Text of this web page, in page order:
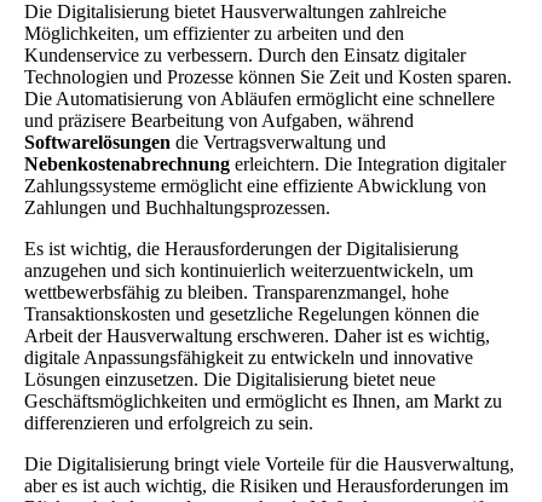
Die Digitalisierung bietet Hausverwaltungen zahlreiche
Möglichkeiten, um effizienter zu arbeiten und den
Kundenservice zu verbessern. Durch den Einsatz digitaler
Technologien und Prozesse können Sie Zeit und Kosten sparen.
Die Automatisierung von Abläufen ermöglicht eine schnellere
und präzisere Bearbeitung von Aufgaben, während
Softwarelösungen die Vertragsverwaltung und
Nebenkostenabrechnung erleichtern. Die Integration digitaler
Zahlungssysteme ermöglicht eine effiziente Abwicklung von
Zahlungen und Buchhaltungsprozessen.
Es ist wichtig, die Herausforderungen der Digitalisierung
anzugehen und sich kontinuierlich weiterzuentwickeln, um
wettbewerbsfähig zu bleiben. Transparenzmangel, hohe
Transaktionskosten und gesetzliche Regelungen können die
Arbeit der Hausverwaltung erschweren. Daher ist es wichtig,
digitale Anpassungsfähigkeit zu entwickeln und innovative
Lösungen einzusetzen. Die Digitalisierung bietet neue
Geschäftsmöglichkeiten und ermöglicht es Ihnen, am Markt zu
differenzieren und erfolgreich zu sein.
Die Digitalisierung bringt viele Vorteile für die Hausverwaltung,
aber es ist auch wichtig, die Risiken und Herausforderungen im